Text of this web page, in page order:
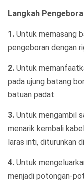
Langkah
1. Untuk memasang
pengeboran dengan
2. Untuk
pada ujung batang
batuan padat.
3. Untuk mengambil
menarik kembali
laras inti, diturunkan
4. Untuk
menjadi potongan-